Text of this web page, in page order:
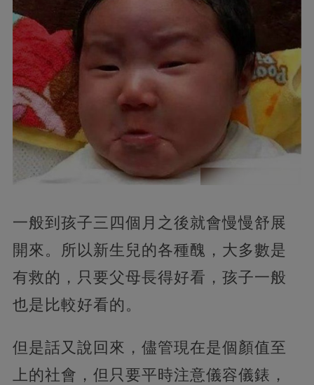
一般到孩子三四個月之後就會慢慢舒展
開來。所以新生兒的各種醜，大多數是
有救的，只要父母長得好看，孩子一般
也是比較好看的。
但是話又說回來，儘管現在是個顏值至
上的社會，但只要平時注意儀容儀錶，